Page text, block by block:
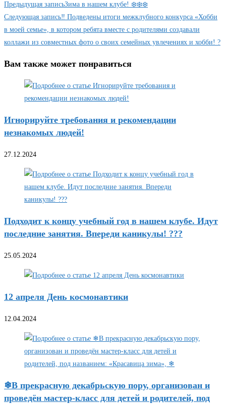
Предыдущая записьЗима в нашем клубе! ❄️❄️❄️
Следующая запись‼️ Подведены итоги межклубного конкурса «Хобби
в моей семье», в котором ребята вместе с родителями создавали
коллажи из совместных фото о своих семейных увлечениях и хобби! ?
Вам также может понравиться
Игнорируйте требования и рекомендации
незнакомых людей!
27.12.2024
Подходит к концу учебный год в нашем клубе. Идут
последние занятия. Впереди каникулы! ???
25.05.2024
12 апреля День космонавтики
12.04.2024
❄В прекрасную декабрьскую пору, организован и
проведён мастер-класс для детей и родителей, под